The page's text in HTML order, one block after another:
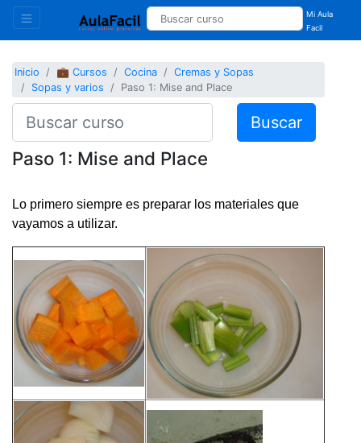
Mi Aula
Facil
Inicio 💼 Cursos Cocina
Cremas y Sopas
Sopas y varios
Paso 1: Mise and Place
Buscar
Paso 1: Mise and Place
Lo primero siempre es preparar los materiales que
vayamos a utilizar.